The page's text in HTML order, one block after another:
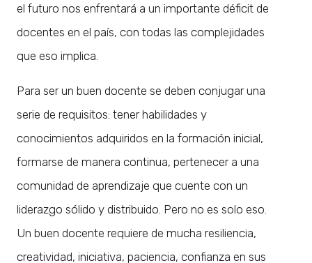
el futuro nos enfrentará a un importante déficit de
docentes en el país, con todas las complejidades
que eso implica.
Para ser un buen docente se deben conjugar una
serie de requisitos: tener habilidades y
conocimientos adquiridos en la formación inicial,
formarse de manera continua, pertenecer a una
comunidad de aprendizaje que cuente con un
liderazgo sólido y distribuido. Pero no es solo eso.
Un buen docente requiere de mucha resiliencia,
creatividad, iniciativa, paciencia, confianza en sus